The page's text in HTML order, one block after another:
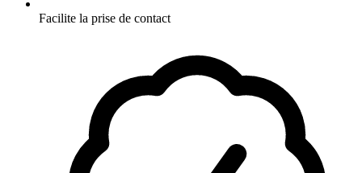
Facilite la prise de contact